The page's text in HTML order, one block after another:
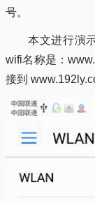
号。
本文进行演
wifi名称是：
接到